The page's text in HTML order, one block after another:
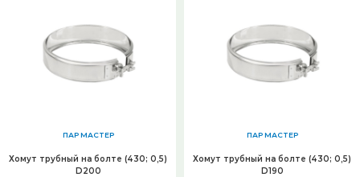
ПАР МАСТЕР
Хомут трубный на болте (430; 0,5)
D200
ПАР МАСТЕР
Хомут трубный на болте (430; 0,5)
D190